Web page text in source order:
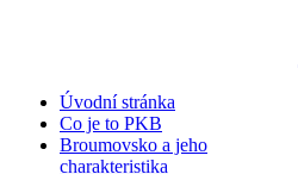
Úvodní stránka
Co je to PKB
Broumovsko a jeho
charakteristika